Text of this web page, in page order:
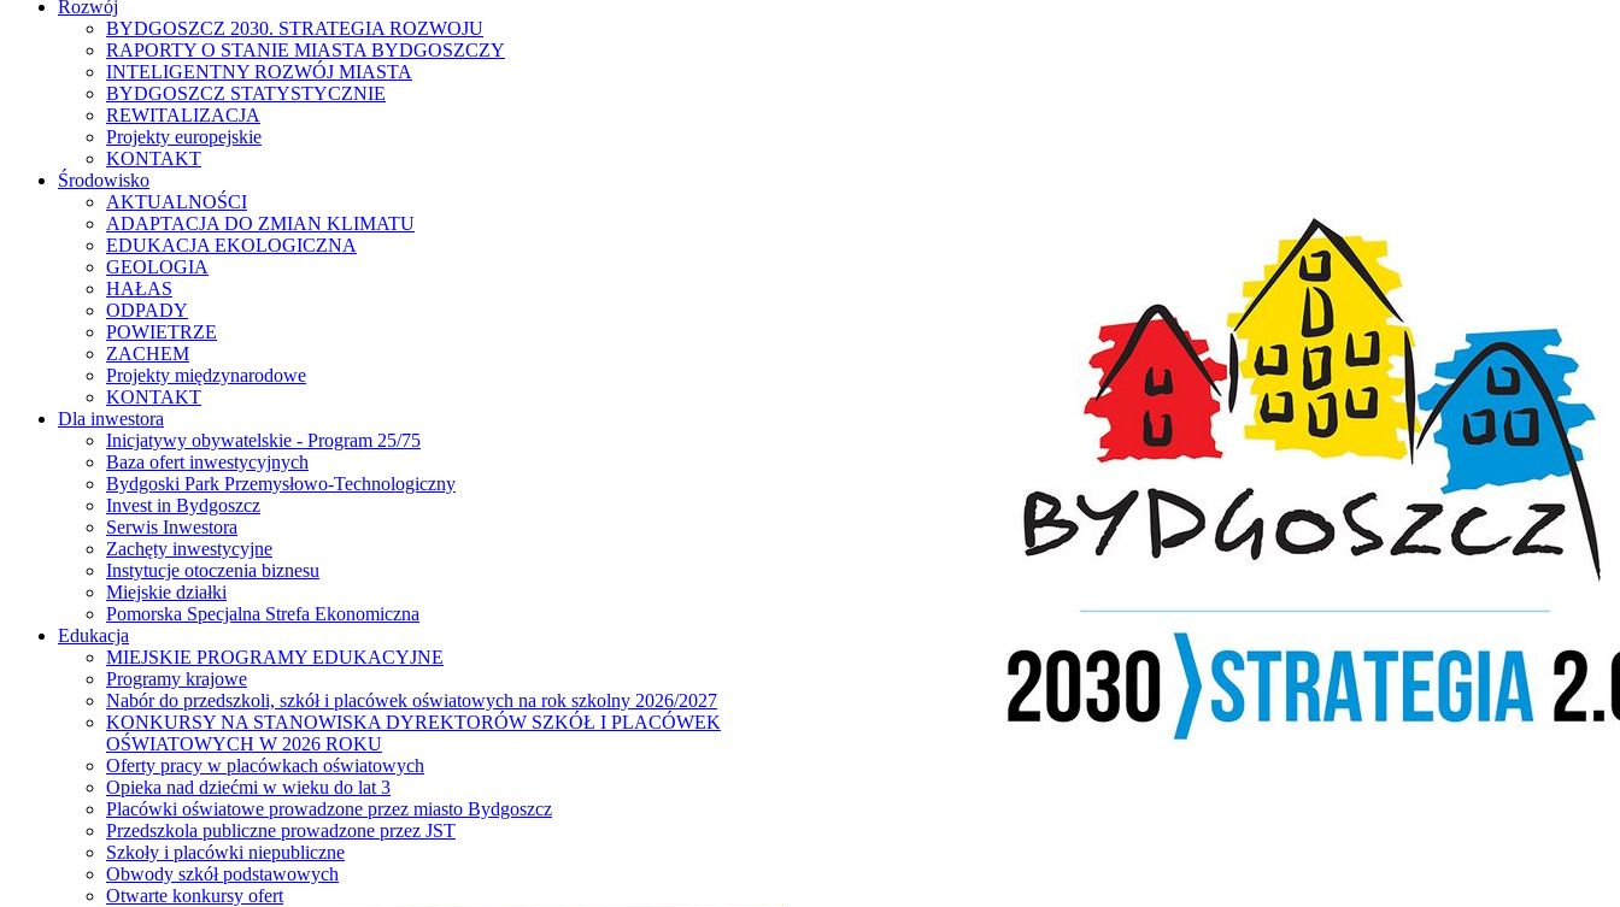
Rozwój
BYDGOSZCZ 2030. STRATEGIA ROZWOJU
RAPORTY O STANIE MIASTA BYDGOSZCZY
INTELIGENTNY ROZWÓJ MIASTA
BYDGOSZCZ STATYSTYCZNIE
REWITALIZACJA
Projekty europejskie
KONTAKT
Środowisko
AKTUALNOŚCI
ADAPTACJA DO ZMIAN KLIMATU
EDUKACJA EKOLOGICZNA
GEOLOGIA
HAŁAS
ODPADY
POWIETRZE
ZACHEM
Projekty międzynarodowe
KONTAKT
Dla inwestora
Inicjatywy obywatelskie - Program 25/75
Baza ofert inwestycyjnych
Bydgoski Park Przemysłowo-Technologiczny
Invest in Bydgoszcz
Serwis Inwestora
Zachęty inwestycyjne
Instytucje otoczenia biznesu
Miejskie działki
Pomorska Specjalna Strefa Ekonomiczna
Edukacja
MIEJSKIE PROGRAMY EDUKACYJNE
Programy krajowe
Nabór do przedszkoli, szkół i placówek oświatowych na rok szkolny 2026/2027
KONKURSY NA STANOWISKA DYREKTORÓW SZKÓŁ I PLACÓWEK
OŚWIATOWYCH W 2026 ROKU
Oferty pracy w placówkach oświatowych
Opieka nad dziećmi w wieku do lat 3
Placówki oświatowe prowadzone przez miasto Bydgoszcz
Przedszkola publiczne prowadzone przez JST
Szkoły i placówki niepubliczne
Obwody szkół podstawowych
Otwarte konkursy ofert